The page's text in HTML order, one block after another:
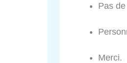
Pas
Merci.